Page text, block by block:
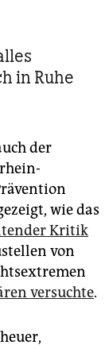
in Ruhe
der
wie das
Kritik
von
versuchte.